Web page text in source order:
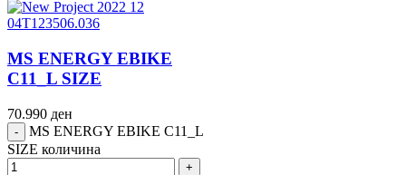
MS ENERGY EBIKE
C11_L SIZE
70.990 ден
MS ENERGY EBIKE C11_L
SIZE количина